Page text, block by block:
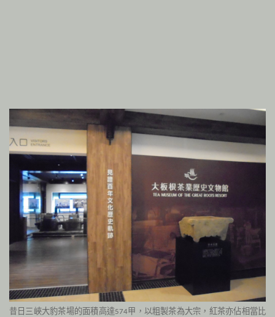
昔日三峽大豹茶場的面積高達574甲，以粗製茶為大宗，紅茶亦佔相當比